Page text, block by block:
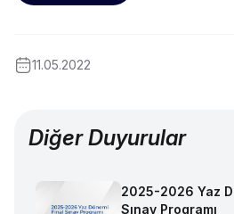
11.05.2022
Diğer Duyurular
2025-2026 Yaz
Sınav Programı